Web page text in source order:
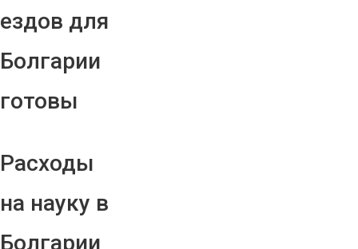
ездов для
Болгарии
готовы
Расходы
на науку в
Болгарии